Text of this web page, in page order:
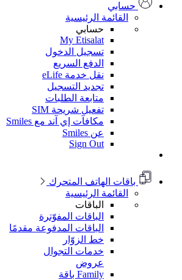
حسابي
القائمة الرئيسية
حسابي
My Etisalat
تسجيل الدخول
الدفع السريع
نقل خدمة eLife
تجديد التسجيل
متابعة الطلبات
تفعيل شريحة SIM
مكافآت إي آند مع Smiles
Sign Out
باقات الهاتف المتحرك
القائمة الرئيسية
الباقات
الباقات المفوّترة
الباقات المدفوعة مقدمًا
خط الزوّار
خدمات التجوال